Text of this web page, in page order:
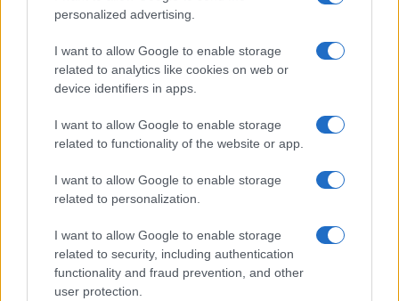
personalized advertising.
I want to allow Google to enable storage
related to analytics like cookies on web or
device identifiers in apps.
I want to allow Google to enable storage
related to functionality of the website or app.
I want to allow Google to enable storage
related to personalization.
I want to allow Google to enable storage
related to security, including authentication
functionality and fraud prevention, and other
user protection.
V OTP banki opozarjajo na
zlorabe plačilnih kartic s
V torek ob nespremenjenih
avtomobilski spektakel:
Rohnenje motorjev, dvoboji na
progah in atraktivni Car Meet
večera zajele večji del države
Obvestila